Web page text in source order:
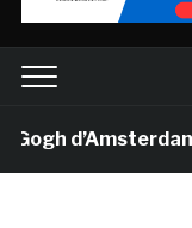
d’Amsterdam